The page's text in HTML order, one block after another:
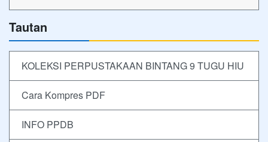
Tautan
KOLEKSI PERPUSTAKAAN BINTANG 9 TUGU HIU
Cara Kompres PDF
INFO PPDB